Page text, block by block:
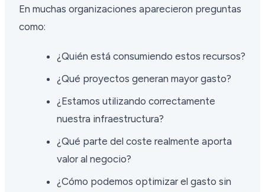
En muchas organizaciones aparecieron preguntas
como:
¿Quién está consumiendo estos recursos?
¿Qué proyectos generan mayor gasto?
¿Estamos utilizando correctamente
nuestra infraestructura?
¿Qué parte del coste realmente aporta
valor al negocio?
¿Cómo podemos optimizar el gasto sin